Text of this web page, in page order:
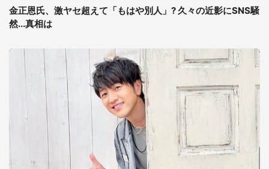
金正恩氏、激ヤセ超えて「もはや別人」? 久々の近影にSNS騒
然...真相は